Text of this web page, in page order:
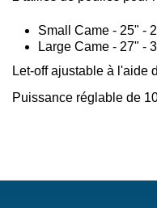
Small Came - 25" -
Large Came - 27" -
Let-off ajustable à l'aide
Puissance réglable de